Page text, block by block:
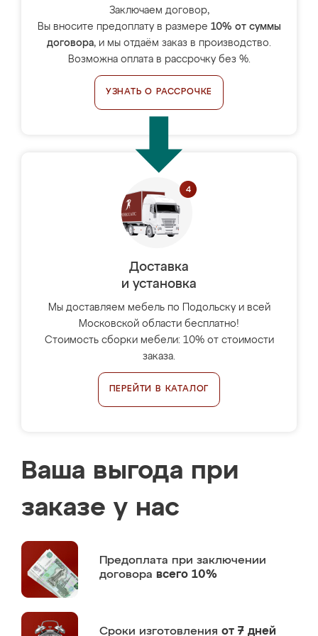
Заключаем договор,
Вы вносите предоплату в размере 10% от суммы
договора, и мы отдаём заказ в производство.
Возможна оплата в рассрочку без %.
УЗНАТЬ О РАССРОЧКЕ
Доставка
и установка
Мы доставляем мебель по Подольску и всей
Московской области бесплатно!
Стоимость сборки мебели: 10% от стоимости
заказа.
ПЕРЕЙТИ В КАТАЛОГ
Ваша выгода при
заказе у нас
Предоплата при заключении
договора всего 10%
Сроки изготовления от 7 дней